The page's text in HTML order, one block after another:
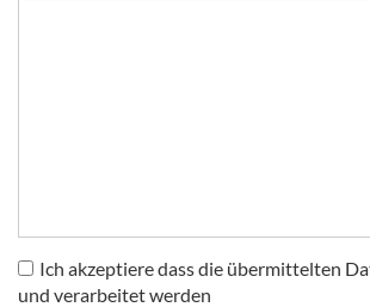
Ich akzeptiere dass die übermittelten
und verarbeitet werden